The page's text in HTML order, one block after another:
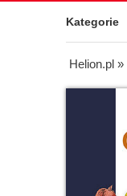
Kategorie
Helion.pl »